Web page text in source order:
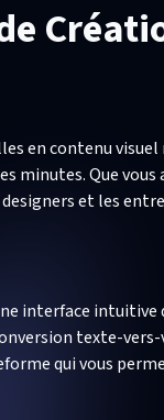
contenu
Que
et les
interface
texte-
qui vous